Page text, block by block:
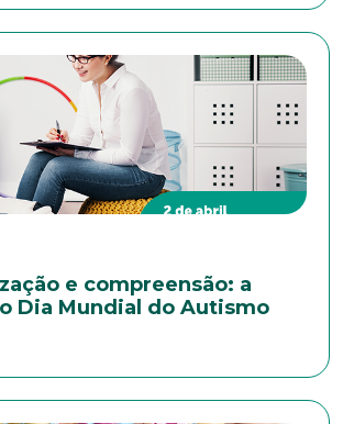
e compreensão: a
Dia Mundial do Autismo